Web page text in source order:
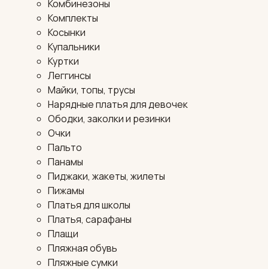
Комбинезоны
Комплекты
Косынки
Купальники
Куртки
Леггинсы
Майки, топы, трусы
Нарядные платья для девочек
Ободки, заколки и резинки
Очки
Пальто
Панамы
Пиджаки, жакеты, жилеты
Пижамы
Платья для школы
Платья, сарафаны
Плащи
Пляжная обувь
Пляжные сумки